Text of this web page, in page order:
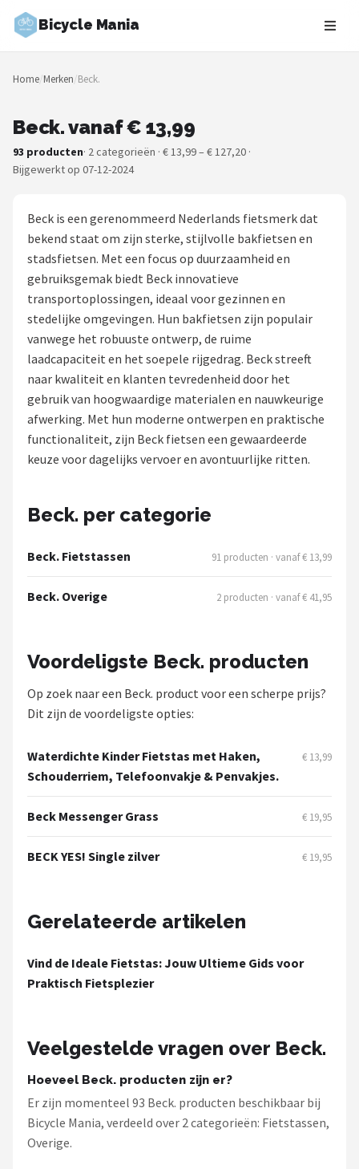
Bicycle Mania
Zoeken
NAVIGATIE
Merken
Fietsroutes
Kinderfietsen
Stadsfietsen
Elektrische fietsen
Shop
POPULAIRE MERKEN
AXA
Schwalbe
Voltano
Cortina
Home/Merken/Beck.
Beck. vanaf € 13,99
93 producten· 2 categorieën · € 13,99 – € 127,20 ·
Bijgewerkt op 07-12-2024
Beck is een gerenommeerd Nederlands fietsmerk dat
bekend staat om zijn sterke, stijlvolle bakfietsen en
stadsfietsen. Met een focus op duurzaamheid en
gebruiksgemak biedt Beck innovatieve
transportoplossingen, ideaal voor gezinnen en
stedelijke omgevingen. Hun bakfietsen zijn populair
vanwege het robuuste ontwerp, de ruime
laadcapaciteit en het soepele rijgedrag. Beck streeft
naar kwaliteit en klanten tevredenheid door het
gebruik van hoogwaardige materialen en nauwkeurige
afwerking. Met hun moderne ontwerpen en praktische
functionaliteit, zijn Beck fietsen een gewaardeerde
keuze voor dagelijks vervoer en avontuurlijke ritten.
Beck. per categorie
Beck. Fietstassen 91 producten · vanaf € 13,99
Beck. Overige 2 producten · vanaf € 41,95
Voordeligste Beck. producten
Op zoek naar een Beck. product voor een scherpe prijs?
Dit zijn de voordeligste opties:
Waterdichte Kinder Fietstas met Haken,
Schouderriem, Telefoonvakje & Penvakjes.
€ 13,99
Beck Messenger Grass € 19,95
BECK YES! Single zilver € 19,95
Gerelateerde artikelen
Vind de Ideale Fietstas: Jouw Ultieme Gids voor
Praktisch Fietsplezier
Veelgestelde vragen over Beck.
Hoeveel Beck. producten zijn er?
Er zijn momenteel 93 Beck. producten beschikbaar bij
Bicycle Mania, verdeeld over 2 categorieën: Fietstassen,
Overige.